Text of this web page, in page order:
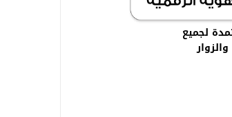
لجميع